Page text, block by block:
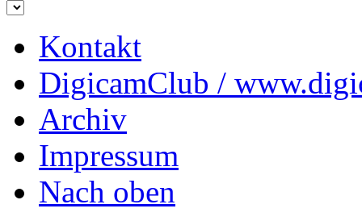
Kontakt
DigicamClub /
Archiv
Impressum
Nach oben